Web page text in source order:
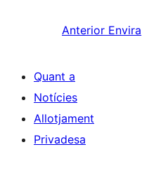
Anterior Envira
Quant a
Notícies
Allotjament
Privadesa